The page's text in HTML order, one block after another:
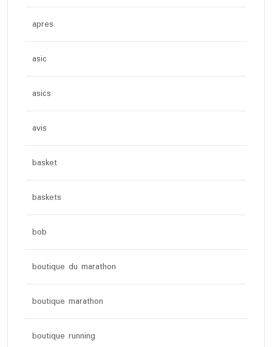
apres
asic
asics
avis
basket
baskets
bob
boutique du marathon
boutique marathon
boutique running